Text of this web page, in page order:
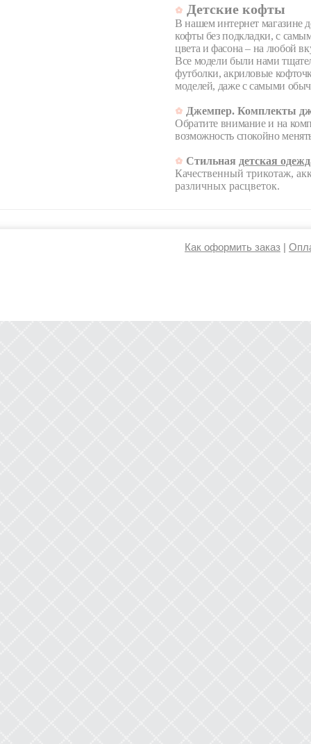
Детские кофты
В нашем интернет магазине
кофты без подкладки, с
цвета и фасона – на любой
Все модели были нами
футболки, акриловые
моделей, даже с самыми
Джемпер. Комплекты
Обратите внимание и на
возможность спокойно
Стильная детская
Качественный трикотаж,
различных расцветок.
Как оформить заказ |